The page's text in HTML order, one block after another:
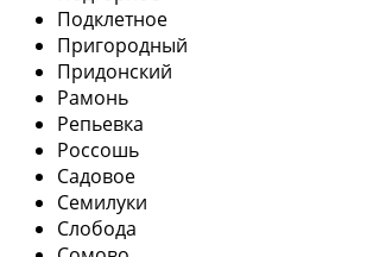
Подклетное
Пригородный
Придонский
Рамонь
Репьевка
Россошь
Садовое
Семилуки
Слобода